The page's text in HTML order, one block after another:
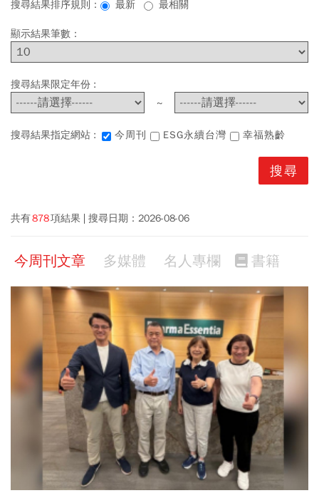
搜尋結果排序規則： 最新 最相關
顯示結果筆數：
搜尋結果限定年份 :
~
搜尋結果指定網站 : 今周刊 ESG永續台灣 幸福熟齡
共有878項結果 搜尋日期： 2026-08-06
今周刊文章 多媒體 名人專欄 書籍